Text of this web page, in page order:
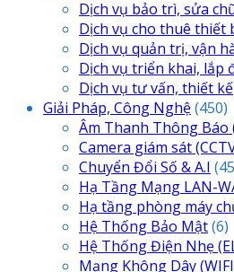
Dịch vụ bảo trì, sửa
Dịch vụ cho thuê thiết
Dịch vụ quản trị, vận
Dịch vụ triển khai, lắp
Dịch vụ tư vấn, thiết kế
Giải Pháp, Công Nghệ(450)
Âm Thanh Thông Báo
Camera giám sát
Chuyển Đổi Số & A.I
Hạ Tầng Mạng LAN-
Hạ tầng phòng máy
Hệ Thống Bảo Mật(6)
Hệ Thống Điện Nhẹ
Mạng Không Dây